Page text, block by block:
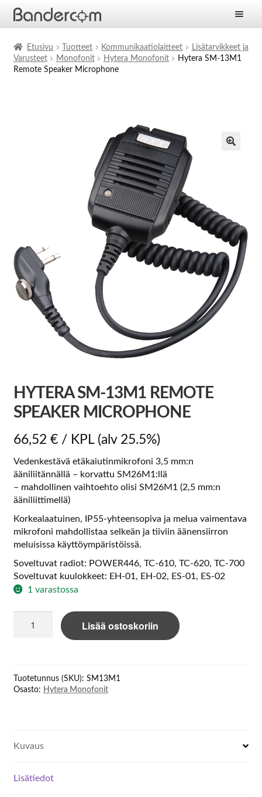
Tuotteet
valikko
Etusivu Tuotteet Kommunikaatiolaitteet
Lisätarvikkeet ja
Varusteet
Monofonit Hytera Monofonit
Hytera SM-13M1
Remote Speaker Microphone
HYTERA SM-13M1 REMOTE
SPEAKER MICROPHONE
66,52 €/ KPL (alv 25.5%)
Vedenkestävä etäkaiutinmikrofoni 3,5 mm:n
ääniliitännällä – korvattu SM26M1:llä
– mahdollinen vaihtoehto olisi SM26M1 (2,5 mm:n
ääniliittimellä)
Korkealaatuinen, IP55-yhteensopiva ja melua vaimentava
mikrofoni mahdollistaa selkeän ja tiiviin äänensiirron
meluisissa käyttöympäristöissä.
Soveltuvat radiot: POWER446, TC-610, TC-620, TC-700
Soveltuvat kuulokkeet: EH-01, EH-02, ES-01, ES-02
1 varastossa
Microphone
määrä
Lisää ostoskoriin
Tuotetunnus (SKU): SM13M1
Osasto: Hytera Monofonit
Kuvaus
Lisätiedot